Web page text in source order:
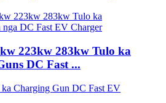
223kw 283kw Tulo ka
DC Fast ...